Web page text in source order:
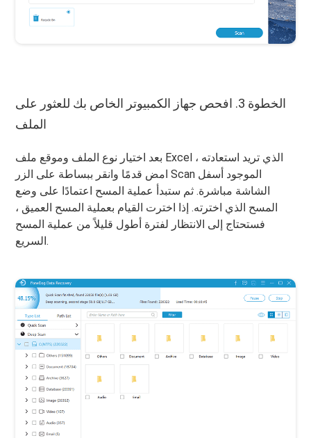
الخطوة 3. افحص جهاز الكمبيوتر الخاص بك للعثور على
الملف
بعد اختيار نوع الملف وموقع ملف Excel الذي تريد استعادته ،
امض قدمًا وانقر ببساطة على الزر Scan الموجود أسفل
الشاشة مباشرة. ثم ستبدأ عملية المسح اعتمادًا على وضع
المسح الذي اخترته. إذا اخترت القيام بعملية المسح العميق ،
فستحتاج إلى الانتظار لفترة أطول قليلاً من عملية المسح
السريع.